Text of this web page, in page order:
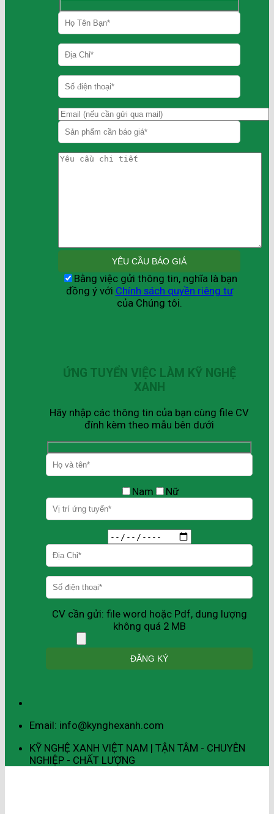
Bằng việc gửi thông tin, nghĩa là bạn
đồng ý với Chính sách quyền riêng tư
của Chúng tôi.
ỨNG TUYỂN VIỆC LÀM KỸ NGHỆ
XANH
Hãy nhập các thông tin của bạn cùng file CV
đính kèm theo mẫu bên dưới
Nam Nữ
CV cần gửi: file word hoặc Pdf, dung lượng
không quá 2 MB
Email: info@kynghexanh.com
KỸ NGHỆ XANH VIỆT NAM | TẬN TÂM - CHUYÊN
NGHIỆP - CHẤT LƯỢNG